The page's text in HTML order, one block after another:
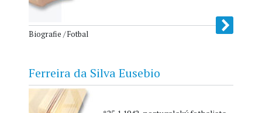
Biografie / Fotbal
Ferreira da Silva Eusebio